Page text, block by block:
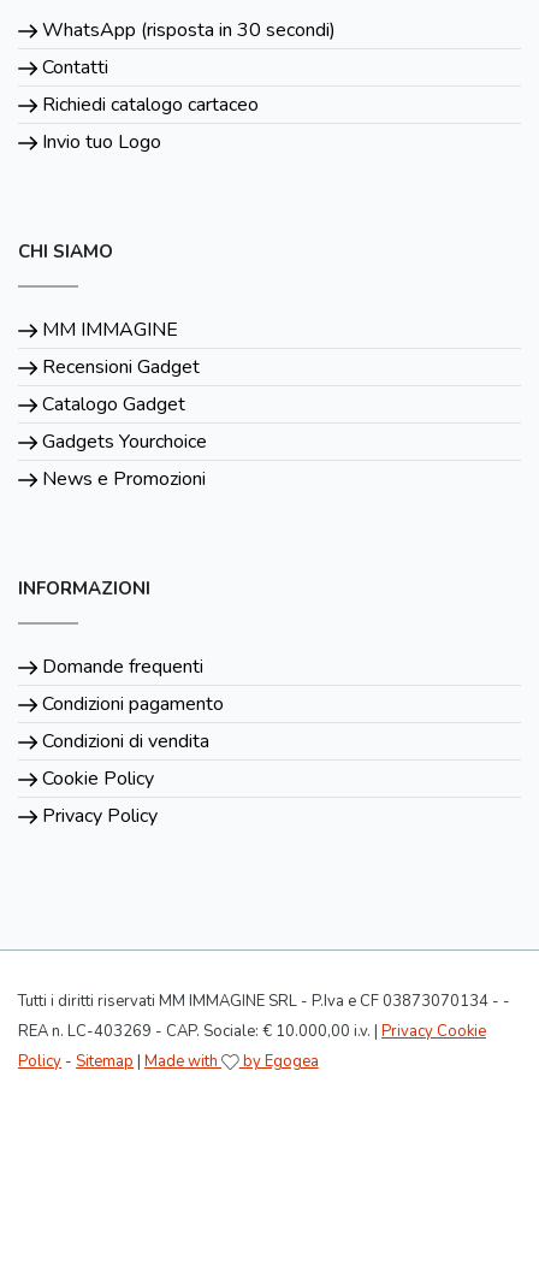
WhatsApp (risposta in 30 secondi)
Contatti
Richiedi catalogo cartaceo
Invio tuo Logo
CHI SIAMO
MM IMMAGINE
Recensioni Gadget
Catalogo Gadget
Gadgets Yourchoice
News e Promozioni
INFORMAZIONI
Domande frequenti
Condizioni pagamento
Condizioni di vendita
Cookie Policy
Privacy Policy
Tutti i diritti riservati MM IMMAGINE SRL - P.Iva e CF 03873070134 - -
REA n. LC-403269 - CAP. Sociale: € 10.000,00 i.v. | Privacy Cookie
Policy - Sitemap | Made with by Egogea